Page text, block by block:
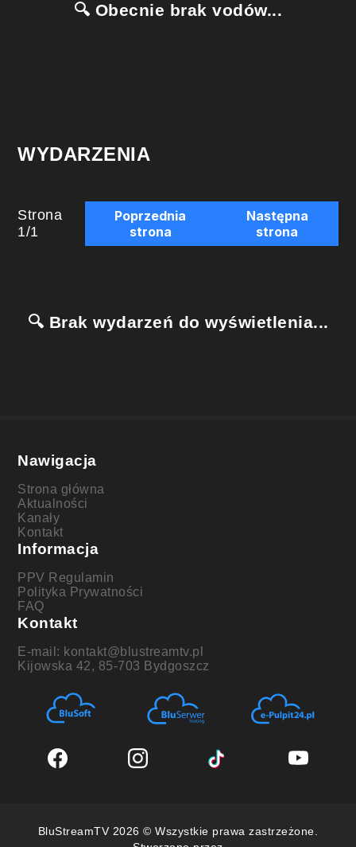
🔍 Obecnie brak vodów...
WYDARZENIA
Strona
1/1
Poprzednia
strona
Następna
strona
🔍 Brak wydarzeń do wyświetlenia...
Nawigacja
Strona główna
Aktualności
Kanały
Kontakt
Informacja
PPV Regulamin
Polityka Prywatności
FAQ
Kontakt
E-mail: kontakt@blustreamtv.pl
Kijowska 42, 85-703 Bydgoszcz
BluStreamTV 2026 © Wszystkie prawa zastrzeżone.